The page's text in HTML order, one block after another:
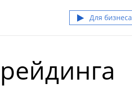
Для бизнеса